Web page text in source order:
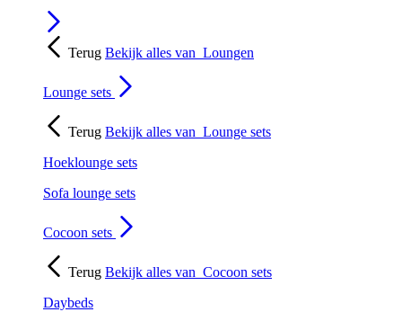
Terug Bekijk alles van Loungen
Lounge sets
Terug Bekijk alles van Lounge sets
Hoeklounge sets
Sofa lounge sets
Cocoon sets
Terug Bekijk alles van Cocoon sets
Daybeds